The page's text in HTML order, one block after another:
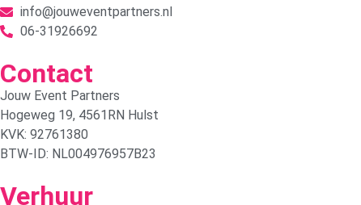
info@jouweventpartners.nl
06-31926692
Contact
Jouw Event Partners
Hogeweg 19, 4561RN Hulst
KVK: 92761380
BTW-ID: NL004976957B23
Verhuur